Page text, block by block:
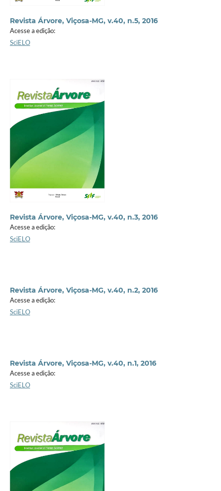
Revista Árvore, Viçosa-MG, v.40, n.5, 2016
Acesse a edição:
SciELO
Revista Árvore, Viçosa-MG, v.40, n.3, 2016
Acesse a edição:
SciELO
Revista Árvore, Viçosa-MG, v.40, n.2, 2016
Acesse a edição:
SciELO
Revista Árvore, Viçosa-MG, v.40, n.1, 2016
Acesse a edição:
SciELO